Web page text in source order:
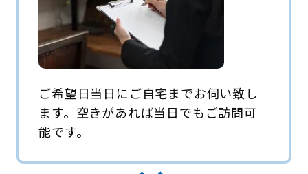
ご希望日当日にご自宅までお伺い致し
ます。空きがあれば当日でもご訪問可
能です。